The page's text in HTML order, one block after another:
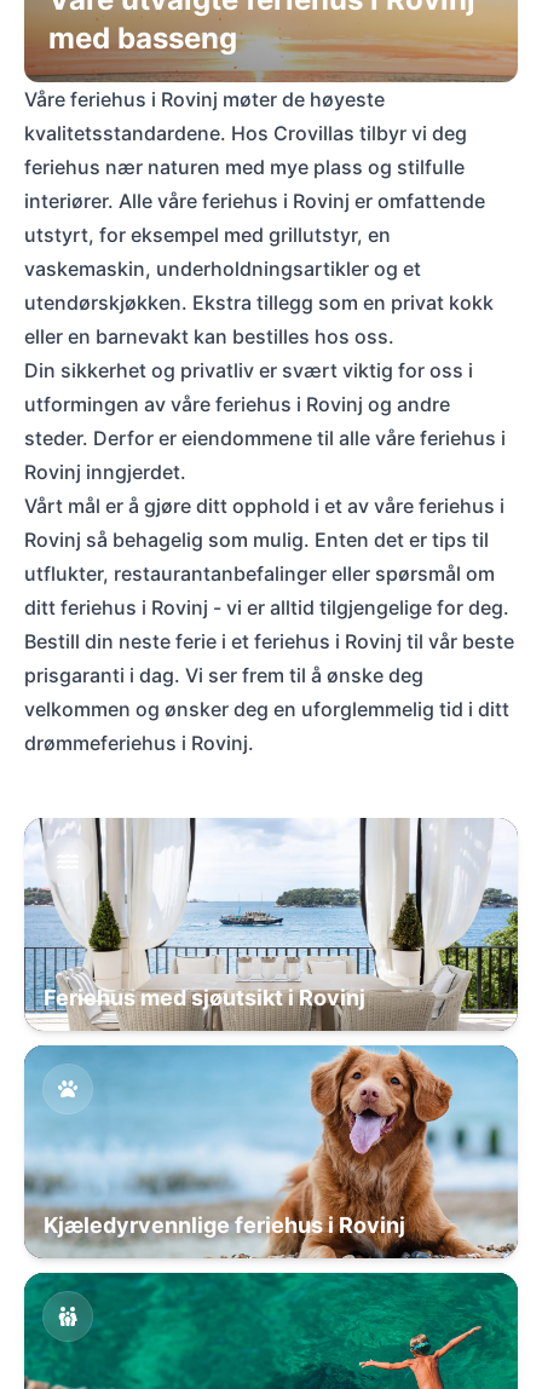
med basseng
Våre feriehus i Rovinj møter de høyeste
kvalitetsstandardene. Hos Crovillas tilbyr vi deg
feriehus nær naturen med mye plass og stilfulle
interiører. Alle våre feriehus i Rovinj er omfattende
utstyrt, for eksempel med grillutstyr, en
vaskemaskin, underholdningsartikler og et
utendørskjøkken. Ekstra tillegg som en privat kokk
eller en barnevakt kan bestilles hos oss.
Din sikkerhet og privatliv er svært viktig for oss i
utformingen av våre feriehus i Rovinj og andre
steder. Derfor er eiendommene til alle våre feriehus i
Rovinj inngjerdet.
Vårt mål er å gjøre ditt opphold i et av våre feriehus i
Rovinj så behagelig som mulig. Enten det er tips til
utflukter, restaurantanbefalinger eller spørsmål om
ditt feriehus i Rovinj - vi er alltid tilgjengelige for deg.
Bestill din neste ferie i et feriehus i Rovinj til vår beste
prisgaranti i dag. Vi ser frem til å ønske deg
velkommen og ønsker deg en uforglemmelig tid i ditt
drømmeferiehus i Rovinj.
Feriehus med sjøutsikt i Rovinj
Kjæledyrvennlige feriehus i Rovinj